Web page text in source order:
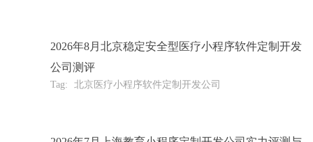
2026年8月北京稳定安全型医疗小程序软件定制开发
公司测评
Tag: 北京医疗小程序软件定制开发公司